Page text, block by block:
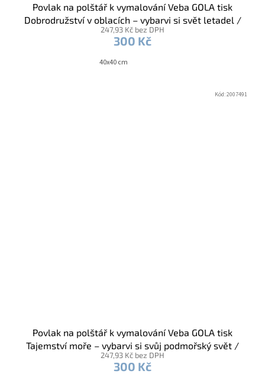
Povlak na polštář k vymalování Veba GOLA tisk
Dobrodružství v oblacích – vybarvi si svět letadel /
voskovky
247,93 Kč bez DPH
300 Kč
40x40 cm
Povlak na polštář k vymalování Veba GOLA tisk
Tajemství moře – vybarvi si svůj podmořský svět /
voskovky
247,93 Kč bez DPH
300 Kč
Kód:2007491